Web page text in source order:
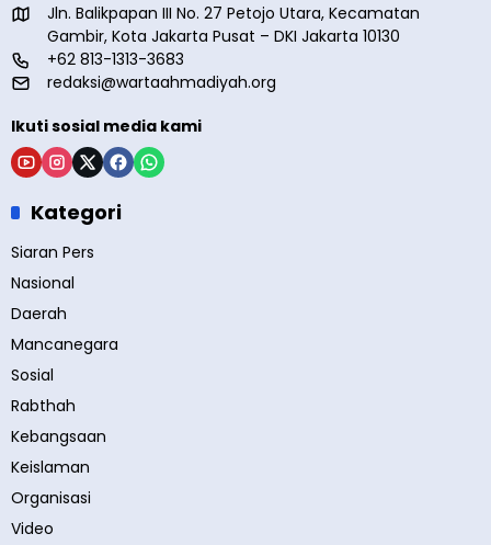
Jln. Balikpapan III No. 27 Petojo Utara, Kecamatan
Gambir, Kota Jakarta Pusat – DKI Jakarta 10130
+62 813-1313-3683
redaksi@wartaahmadiyah.org
Ikuti sosial media kami
Kategori
Siaran Pers
Nasional
Daerah
Mancanegara
Sosial
Rabthah
Kebangsaan
Keislaman
Organisasi
Video